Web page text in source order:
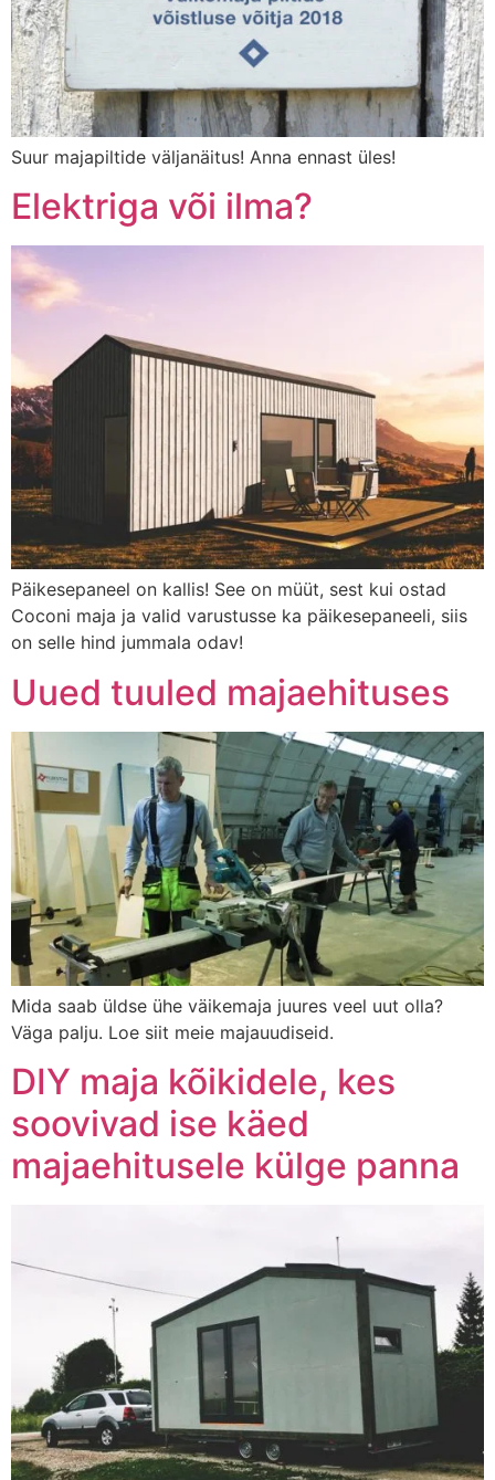
Suur majapiltide väljanäitus! Anna ennast üles!
Elektriga või ilma?
Päikesepaneel on kallis! See on müüt, sest kui ostad
Coconi maja ja valid varustusse ka päikesepaneeli, siis
on selle hind jummala odav!
Uued tuuled majaehituses
Mida saab üldse ühe väikemaja juures veel uut olla?
Väga palju. Loe siit meie majauudiseid.
DIY maja kõikidele, kes
soovivad ise käed
majaehitusele külge panna